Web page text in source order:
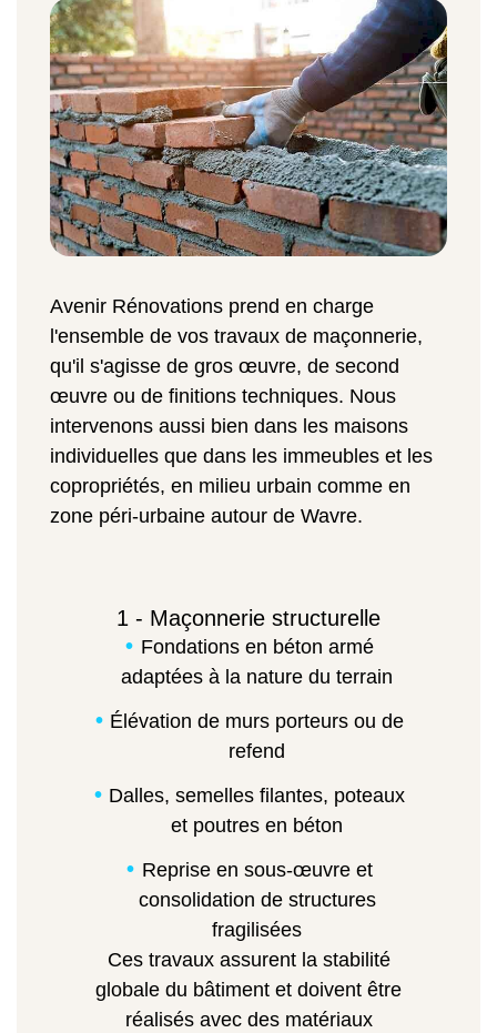
Avenir Rénovations prend en charge
l'ensemble de vos travaux de maçonnerie,
qu'il s'agisse de gros œuvre, de second
œuvre ou de finitions techniques. Nous
intervenons aussi bien dans les maisons
individuelles que dans les immeubles et les
copropriétés, en milieu urbain comme en
zone péri-urbaine autour de Wavre.
1 - Maçonnerie structurelle
Fondations en béton armé
adaptées à la nature du terrain
Élévation de murs porteurs ou de
refend
Dalles, semelles filantes, poteaux
et poutres en béton
Reprise en sous-œuvre et
consolidation de structures
fragilisées
Ces travaux assurent la stabilité
globale du bâtiment et doivent être
réalisés avec des matériaux